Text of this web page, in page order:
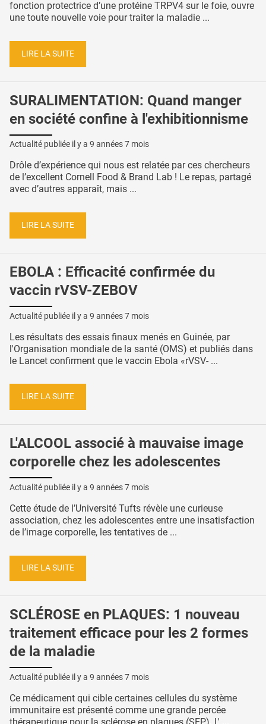
fonction protectrice d’une protéine TRPV4 sur le foie, ouvre
une toute nouvelle voie pour traiter la maladie ...
LIRE LA SUITE
SURALIMENTATION: Quand manger
en société confine à l'exhibitionnisme
Actualité publiée il y a 9 années 7 mois
Drôle d’expérience qui nous est relatée par ces chercheurs
de l’excellent Cornell Food & Brand Lab ! Le repas, partagé
avec d’autres apparaît, mais ...
LIRE LA SUITE
EBOLA : Efficacité confirmée du
vaccin rVSV-ZEBOV
Actualité publiée il y a 9 années 7 mois
Les résultats des essais finaux menés en Guinée, par
l'Organisation mondiale de la santé (OMS) et publiés dans
le Lancet confirment que le vaccin Ebola «rVSV- ...
LIRE LA SUITE
L'ALCOOL associé à mauvaise image
corporelle chez les adolescentes
Actualité publiée il y a 9 années 7 mois
Cette étude de l’Université Tufts révèle une curieuse
association, chez les adolescentes entre une insatisfaction
de l’image corporelle, les tentatives de ...
LIRE LA SUITE
SCLÉROSE en PLAQUES: 1 nouveau
traitement efficace pour les 2 formes
de la maladie
Actualité publiée il y a 9 années 7 mois
Ce médicament qui cible certaines cellules du système
immunitaire est présenté comme une grande percée